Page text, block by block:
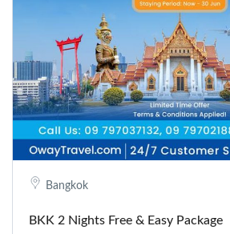
Bangkok
BKK 2 Nights Free & Easy Package